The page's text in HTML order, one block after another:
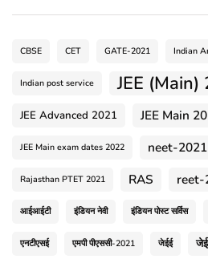
CBSE CET GATE-2021 Indian
Indian post service JEE (Main)
JEE Advanced 2021 JEE Main
JEE Main exam dates 2022 neet-2021
Rajasthan PTET 2021 RAS reet-
आईआईटी इंडियन नेवी इंडियन पोस्ट सर्विस
एनटीएसई एमपी पीएससी-2021 जेईई